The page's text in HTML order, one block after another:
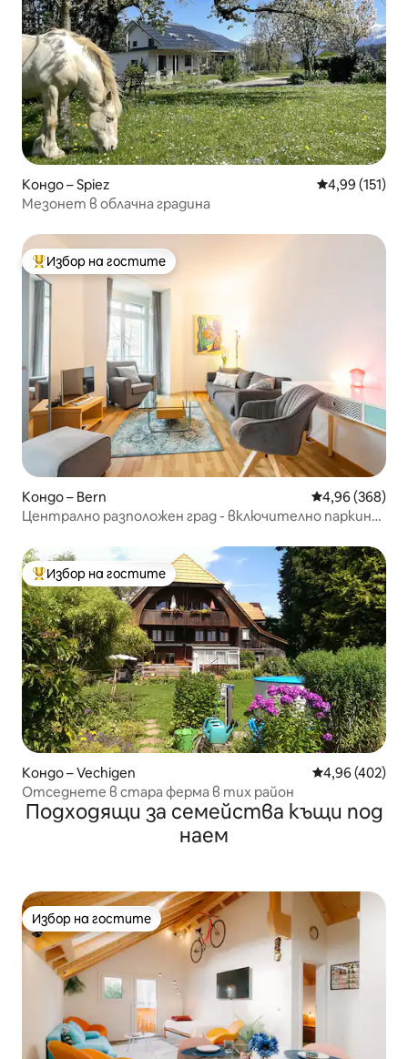
Кондо – Spiez Средна
4,99 (151)
Мезонет в облачна градина
Най-популярен избор на гостите
Избор на гостите
Кондо – Bern Средна
4,96 (368)
Централно разположен град - включително паркинг
Най-популярен избор на гостите
Избор на гостите
Кондо – Vechigen Средна
4,96 (402)
Отседнете в стара ферма в тих район
Подходящи за семейства къщи под
наем
Избор на гостите
Избор на гостите